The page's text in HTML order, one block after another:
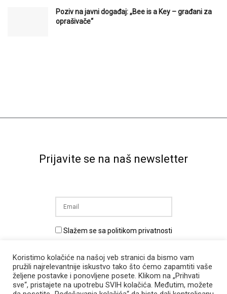
Poziv na javni događaj: „Bee is a Key – građani za
oprašivače“
Prijavite se na naš newsletter
Slažem se sa politikom privatnosti
Prijava na newsletter
Koristimo kolačiće na našoj veb stranici da bismo vam
pružili najrelevantnije iskustvo tako što ćemo zapamtiti vaše
željene postavke i ponovljene posete. Klikom na „Prihvati
sve“, pristajete na upotrebu SVIH kolačića. Međutim, možete